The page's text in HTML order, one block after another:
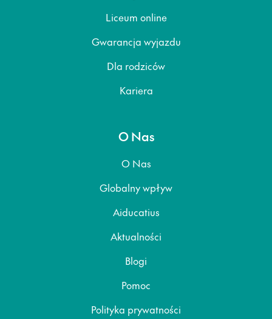
Liceum online
Gwarancja wyjazdu
Dla rodziców
Kariera
O Nas
O Nas
Globalny wpływ
Aiducatius
Aktualności
Blogi
Pomoc
Polityka prywatności